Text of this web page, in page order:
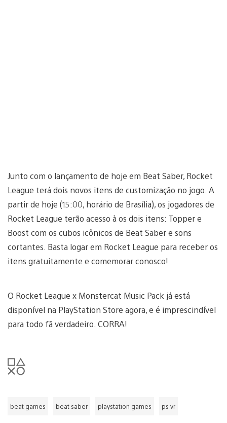
Junto com o lançamento de hoje em Beat Saber, Rocket
League terá dois novos itens de customização no jogo. A
partir de hoje (15:00, horário de Brasília), os jogadores de
Rocket League terão acesso à os dois itens: Topper e
Boost com os cubos icônicos de Beat Saber e sons
cortantes. Basta logar em Rocket League para receber os
itens gratuitamente e comemorar conosco!
O Rocket League x Monstercat Music Pack já está
disponível na PlayStation Store agora, e é imprescindível
para todo fã verdadeiro. CORRA!
beat games beat saber playstation games ps vr